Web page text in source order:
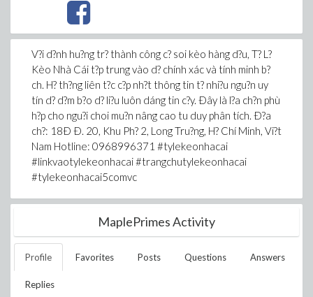
V?i d?nh hu?ng tr? thành công c? soi kèo hàng d?u, T? L?
Kèo Nhà Cái t?p trung vào d? chính xác và tính minh b?
ch. H? th?ng liên t?c c?p nh?t thông tin t? nhi?u ngu?n uy
tín d? d?m b?o d? li?u luôn dáng tin c?y. Ðây là l?a ch?n phù
h?p cho ngu?i choi mu?n nâng cao tu duy phân tích. Ð?a
ch?: 18Ð Ð. 20, Khu Ph? 2, Long Tru?ng, H? Chí Minh, Vi?t
Nam Hotline: 0968996371 #tylekeonhacai
#linkvaotylekeonhacai #trangchutylekeonhacai
#tylekeonhacai5comvc
MaplePrimes Activity
Profile Favorites Posts Questions Answers
Replies